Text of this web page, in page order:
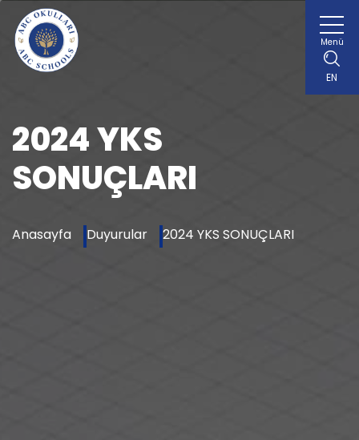
Menü
EN
2024 YKS
SONUÇLARI
Anasayfa Duyurular 2024 YKS SONUÇLARI